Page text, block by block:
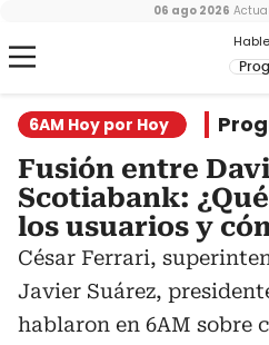
06 ago 2026
6AM Hoy por Hoy
Fusión entre
Scotiabank:
los usuarios y
César Ferrari,
Javier Suárez,
hablaron en 6AM sobre